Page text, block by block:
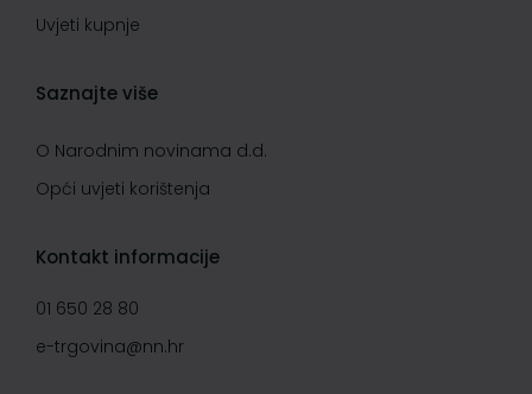
Uvjeti kupnje
Saznajte više
O Narodnim novinama d.d.
Opći uvjeti korištenja
Kontakt informacije
01 650 28 80
e-trgovina@nn.hr